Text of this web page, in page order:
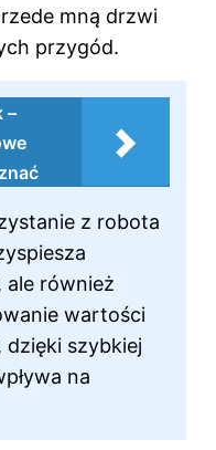
mną drzwi
przygód.
–
z robota
ale również
wartości
dzięki szybkiej
na